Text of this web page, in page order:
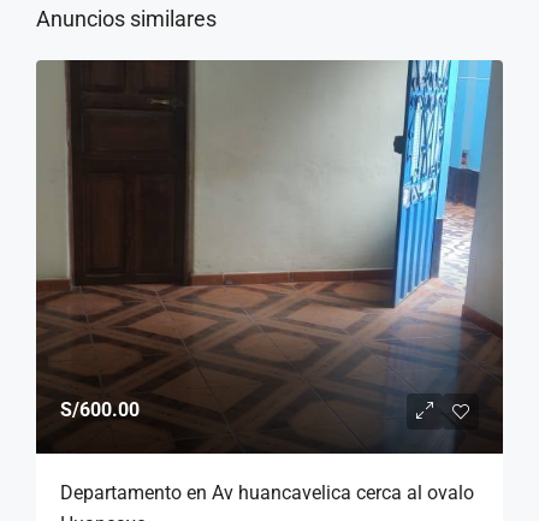
Anuncios similares
S/600.00
Departamento en Av huancavelica cerca al ovalo